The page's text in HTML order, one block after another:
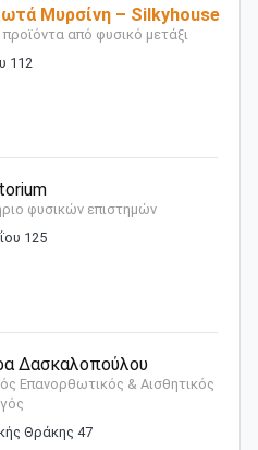
Μυρσίνη – Silkyhouse
προϊόντα από φυσικό μετάξι
112
φυσικών επιστημών
125
Δασκαλοπούλου
Επανορθωτικός & Αισθητικός
Θράκης 47